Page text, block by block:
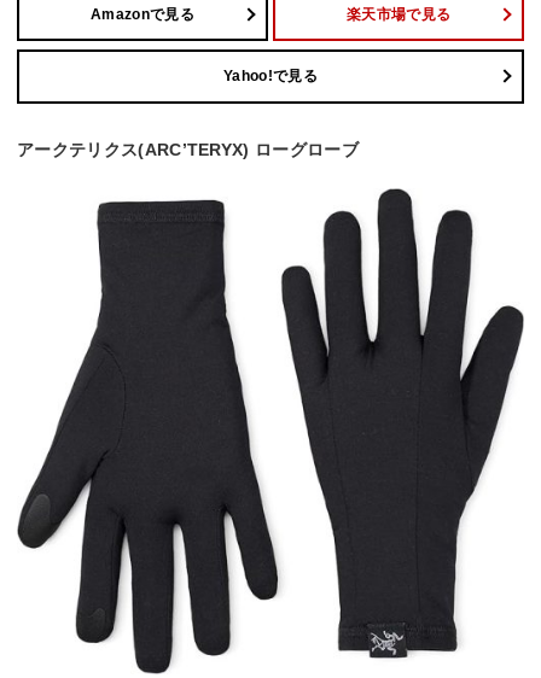
Amazonで見る 楽天市場で見る
Yahoo!で見る
アークテリクス(ARC’TERYX) ローグローブ